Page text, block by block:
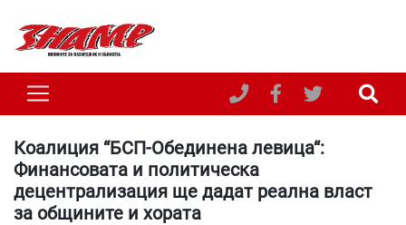
Коалиция “БСП-Обединена левица“:
Финансовата и политическа
децентрализация ще дадат реална власт
за общините и хората